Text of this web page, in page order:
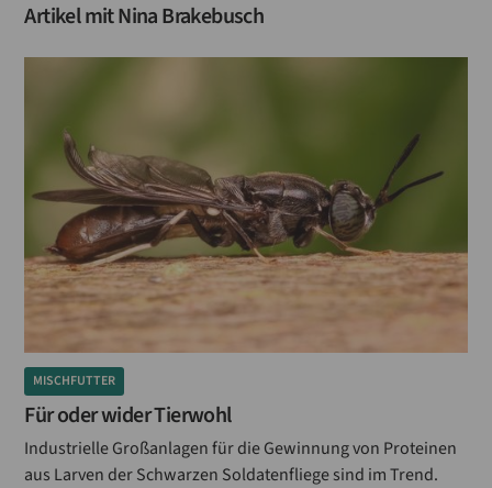
Artikel mitNina Brakebusch
MISCHFUTTER
Für oder wider Tierwohl
Industrielle Großanlagen für die Gewinnung von Proteinen
aus Larven der Schwarzen Soldatenfliege sind im Trend.